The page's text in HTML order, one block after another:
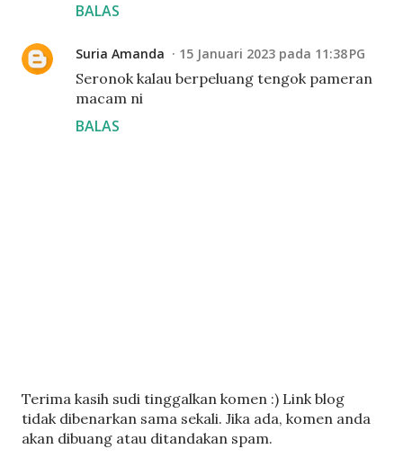
BALAS
Suria Amanda 15 Januari 2023 pada 11:38 PG
Seronok kalau berpeluang tengok pameran
macam ni
BALAS
C
a
t
Terima kasih sudi tinggalkan komen :) Link blog
tidak dibenarkan sama sekali. Jika ada, komen anda
akan dibuang atau ditandakan spam.